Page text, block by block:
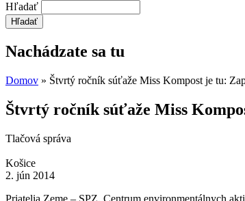
Hľadať
Nachádzate sa tu
Domov » Štvrtý ročník súťaže Miss Kompost je tu:
Štvrtý ročník súťaže Miss
Tlačová správa
Košice
2. jún 2014
Priatelia Zeme – SPZ, Centrum environmentálnych